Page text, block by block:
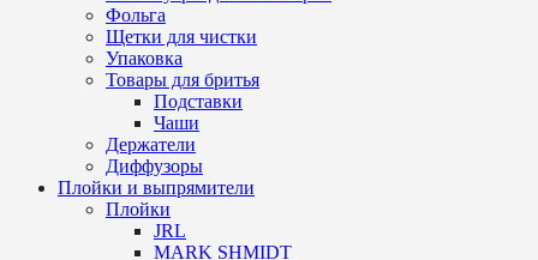
Фольга
Щетки для чистки
Упаковка
Товары для бритья
Подставки
Чаши
Держатели
Диффузоры
Плойки и выпрямители
Плойки
JRL
MARK SHMIDT